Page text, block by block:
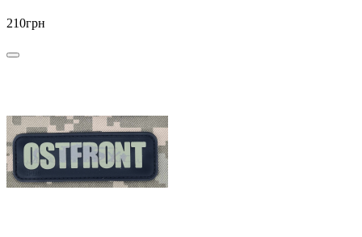
210грн